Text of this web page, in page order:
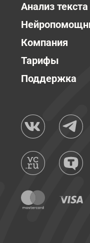
Анализ текста
Компания
Тарифы
Поддержка